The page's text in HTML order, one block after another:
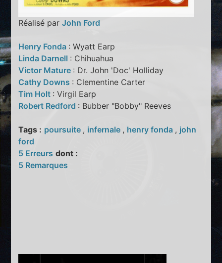
Réalisé parJohn Ford
Henry Fonda : Wyatt Earp
Linda Darnell : Chihuahua
Victor Mature : Dr. John 'Doc' Holliday
Cathy Downs : Clementine Carter
Tim Holt : Virgil Earp
Robert Redford : Bubber "Bobby" Reeves
Tags : poursuite , infernale , henry fonda , john
ford
5 Erreurs dont :
5 Remarques